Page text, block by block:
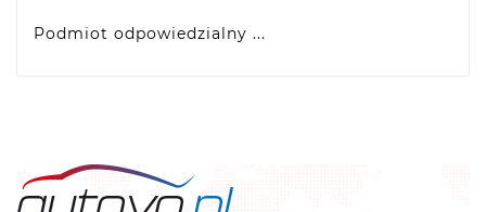
Podmiot odpowiedzialny ...